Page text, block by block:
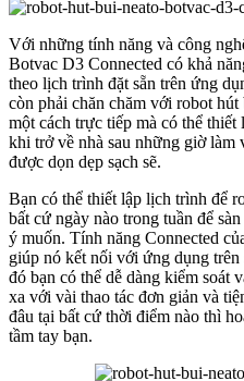
Với những tính năng và công
Botvac D3 Connected có khả
theo lịch trình đặt sẵn trên ứng
còn phải chăn chăm với robot
một cách trực tiếp mà có thể
khi trở về nhà sau những giờ làm
được dọn dẹp sạch sẽ.
Bạn có thể thiết lập lịch trình để
bất cứ ngày nào trong tuần để
ý muốn. Tính năng Connected
giúp nó kết nối với ứng dụng
đó bạn có thể dễ dàng kiểm soát
xa với vài thao tác đơn giản và
đâu tại bất cứ thời điểm nào thì
tầm tay bạn.